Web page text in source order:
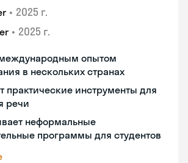
• 2025 г.
• 2025 г.
опытом
в нескольких странах
практические инструменты для
речи
неформальные
программы для студентов